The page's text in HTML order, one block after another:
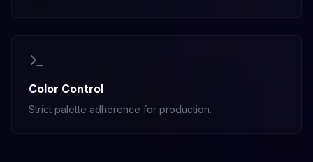
Color Control
Strict palette adherence for production.